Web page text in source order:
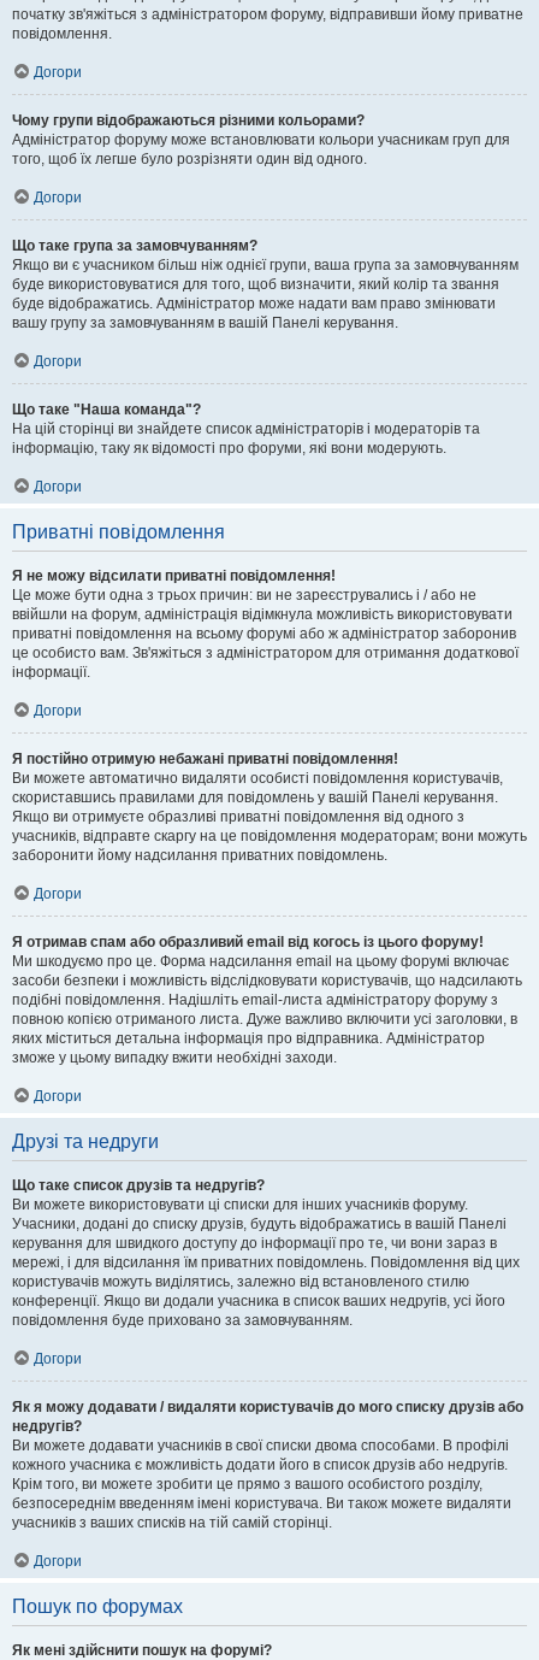
початку зв'яжіться з адміністратором форуму, відправивши йому приватне
повідомлення.
Догори
Чому групи відображаються різними кольорами?
Адміністратор форуму може встановлювати кольори учасникам груп для
того, щоб їх легше було розрізняти один від одного.
Догори
Що таке група за замовчуванням?
Якщо ви є учасником більш ніж однієї групи, ваша група за замовчуванням
буде використовуватися для того, щоб визначити, який колір та звання
буде відображатись. Адміністратор може надати вам право змінювати
вашу групу за замовчуванням в вашій Панелі керування.
Догори
Що таке "Наша команда"?
На цій сторінці ви знайдете список адміністраторів і модераторів та
інформацію, таку як відомості про форуми, які вони модерують.
Догори
Приватні повідомлення
Я не можу відсилати приватні повідомлення!
Це може бути одна з трьох причин: ви не зареєструвались і / або не
ввійшли на форум, адміністрація відімкнула можливість використовувати
приватні повідомлення на всьому форумі або ж адміністратор заборонив
це особисто вам. Зв'яжіться з адміністратором для отримання додаткової
інформації.
Догори
Я постійно отримую небажані приватні повідомлення!
Ви можете автоматично видаляти особисті повідомлення користувачів,
скориставшись правилами для повідомлень у вашій Панелі керування.
Якщо ви отримуєте образливі приватні повідомлення від одного з
учасників, відправте скаргу на це повідомлення модераторам; вони можуть
заборонити йому надсилання приватних повідомлень.
Догори
Я отримав спам або образливий email від когось із цього форуму!
Ми шкодуємо про це. Форма надсилання email на цьому форумі включає
засоби безпеки і можливість відслідковувати користувачів, що надсилають
подібні повідомлення. Надішліть email-листа адміністратору форуму з
повною копією отриманого листа. Дуже важливо включити усі заголовки, в
яких міститься детальна інформація про відправника. Адміністратор
зможе у цьому випадку вжити необхідні заходи.
Догори
Друзі та недруги
Що таке список друзів та недругів?
Ви можете використовувати ці списки для інших учасників форуму.
Учасники, додані до списку друзів, будуть відображатись в вашій Панелі
керування для швидкого доступу до інформації про те, чи вони зараз в
мережі, і для відсилання їм приватних повідомлень. Повідомлення від цих
користувачів можуть виділятись, залежно від встановленого стилю
конференції. Якщо ви додали учасника в список ваших недругів, усі його
повідомлення буде приховано за замовчуванням.
Догори
Як я можу додавати / видаляти користувачів до мого списку друзів або
недругів?
Ви можете додавати учасників в свої списки двома способами. В профілі
кожного учасника є можливість додати його в список друзів або недругів.
Крім того, ви можете зробити це прямо з вашого особистого розділу,
безпосереднім введенням імені користувача. Ви також можете видаляти
учасників з ваших списків на тій самій сторінці.
Догори
Пошук по форумах
Як мені здійснити пошук на форумі?